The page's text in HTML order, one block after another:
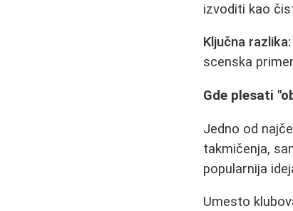
izvoditi kao
Ključna razlika:
scenska
Gde plesati
Jedno od
takmičenja,
popularnija
Umesto